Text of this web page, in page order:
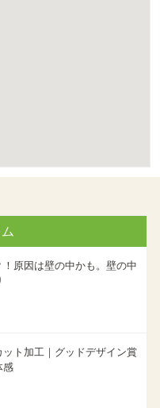
原因は壁の中かも。壁の中
ト加工｜グッドデザイン賞
感